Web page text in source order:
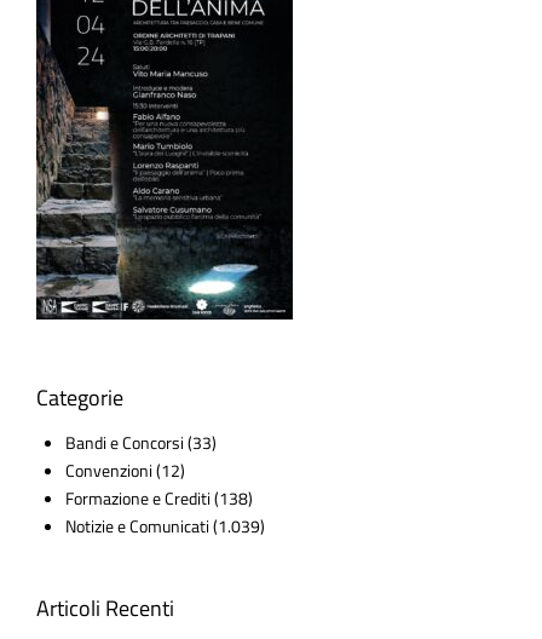
Categorie
Bandi e Concorsi(33)
Convenzioni(12)
Formazione e Crediti(138)
Notizie e Comunicati(1.039)
Articoli Recenti